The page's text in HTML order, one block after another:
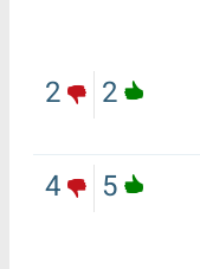
2
2
5
4